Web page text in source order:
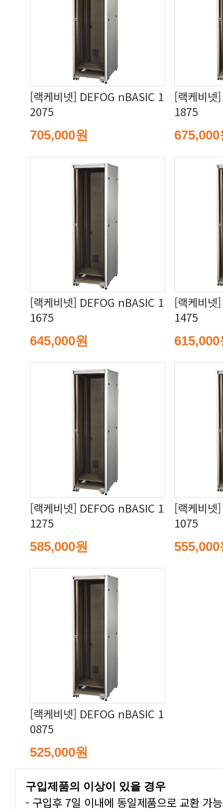
2075
705,000원
1875
675,000
1675
645,000원
1475
615,000
1275
585,000원
1075
555,000
0875
525,000원
구입제품의 이상이 있을 경우